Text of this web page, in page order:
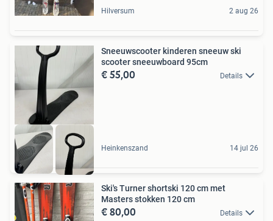
Hilversum 2 aug 26
Sneeuwscooter kinderen sneeuw ski
scooter sneeuwboard 95cm
€ 55,00 Details
Heinkenszand 14 jul 26
Ski's Turner shortski 120 cm met
Masters stokken 120 cm
€ 80,00 Details